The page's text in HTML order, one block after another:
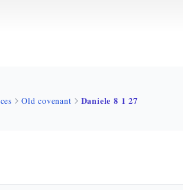
Old covenant Daniele 8 1 27